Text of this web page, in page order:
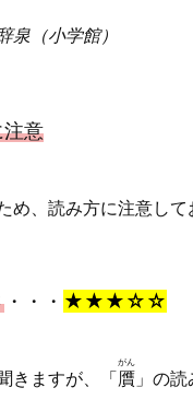
（小学館）
意
め、読み方に注意して
・・・ ★★★☆☆
きますが、「贋
がん
」の